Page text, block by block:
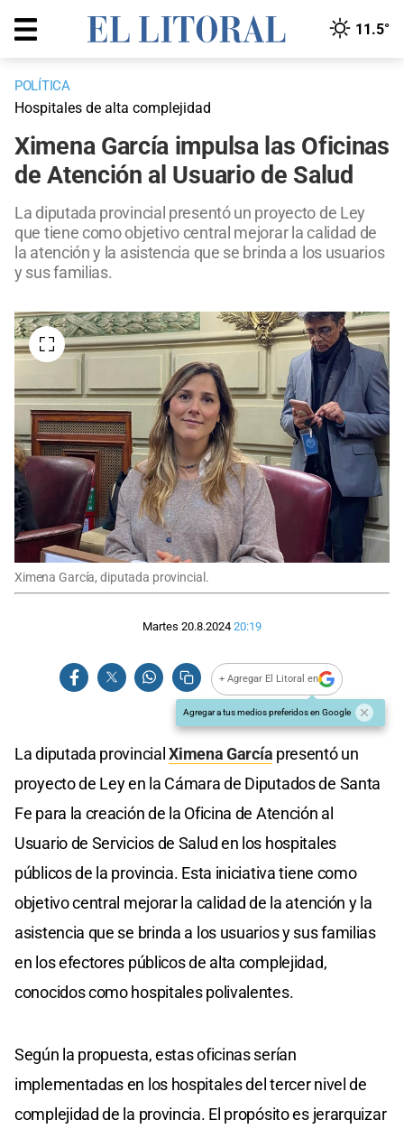
11.5°
POLÍTICA
Hospitales de alta complejidad
Ximena García impulsa las Oficinas
de Atención al Usuario de Salud
La diputada provincial presentó un proyecto de Ley
que tiene como objetivo central mejorar la calidad de
la atención y la asistencia que se brinda a los usuarios
y sus familias.
Ximena García, diputada provincial.
Martes 20.8.2024 20:19
+ Agregar El Litoral en
Agregar a tus medios preferidos en Google
La diputada provincialXimena García presentó un
proyecto de Ley en la Cámara de Diputados de Santa
Fe para la creación de la Oficina de Atención al
Usuario de Servicios de Salud en los hospitales
públicos de la provincia. Esta iniciativa tiene como
objetivo central mejorar la calidad de la atención y la
asistencia que se brinda a los usuarios y sus familias
en los efectores públicos de alta complejidad,
conocidos como hospitales polivalentes.
Según la propuesta, estas oficinas serían
implementadas en los hospitales del tercer nivel de
complejidad de la provincia. El propósito es jerarquizar